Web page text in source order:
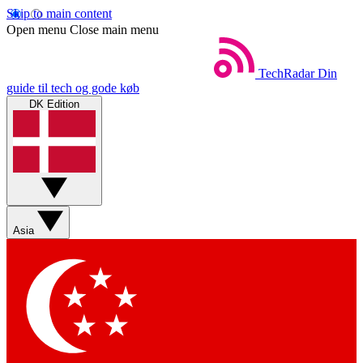
Skip to main content
Open menu Close main menu
TechRadar Din
guide til tech og gode køb
DK Edition
Asia